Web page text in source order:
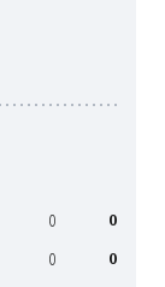
0 0
0 0